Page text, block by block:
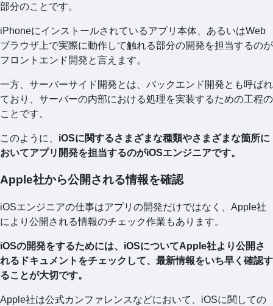
部分のことです。
iPhoneにインストールされているアプリ本体、あるいはWeb
ブラウザ上で実際に動作して触れる部分の開発を担当するのが
フロントエンド開発と言えます。
一方、サーバーサイド開発とは、バックエンド開発とも呼ばれ
ており、サーバーの内部における処理を実装するための工程の
ことです。
このように、 iOSに関するさまざまな種類やさまざまな箇所に
おいてアプリ開発を担当するのがiOSエンジニアです。
Apple社から公開される情報を確認
iOSエンジニアの仕事はアプリの開発だけではなく、Apple社
により公開される情報のチェック作業もあります。
iOSの開発をするためには、iOSについてApple社より公開さ
れるドキュメントをチェックして、最新情報をいち早く確認す
ることが大切です。
Apple社は公式カンファレンスなどにおいて、iOSに関しての